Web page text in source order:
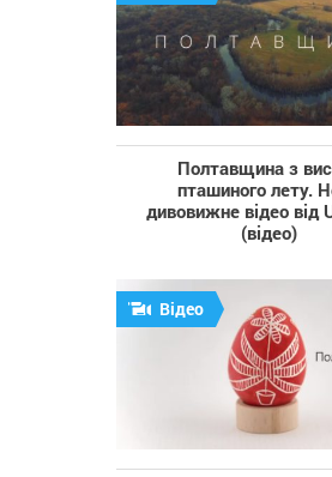
Полтавщина з
пташиного лету.
дивовижне відео від
(відео)
Відео